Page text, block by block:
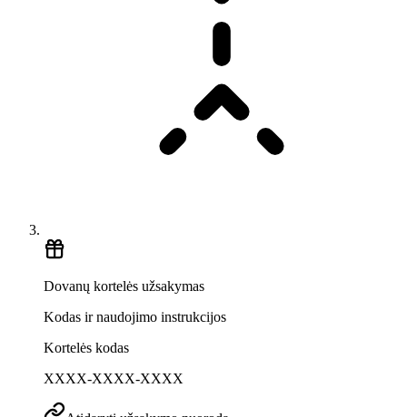
Dovanų kortelės užsakymas
Kodas ir naudojimo instrukcijos
Kortelės kodas
XXXX-XXXX-XXXX